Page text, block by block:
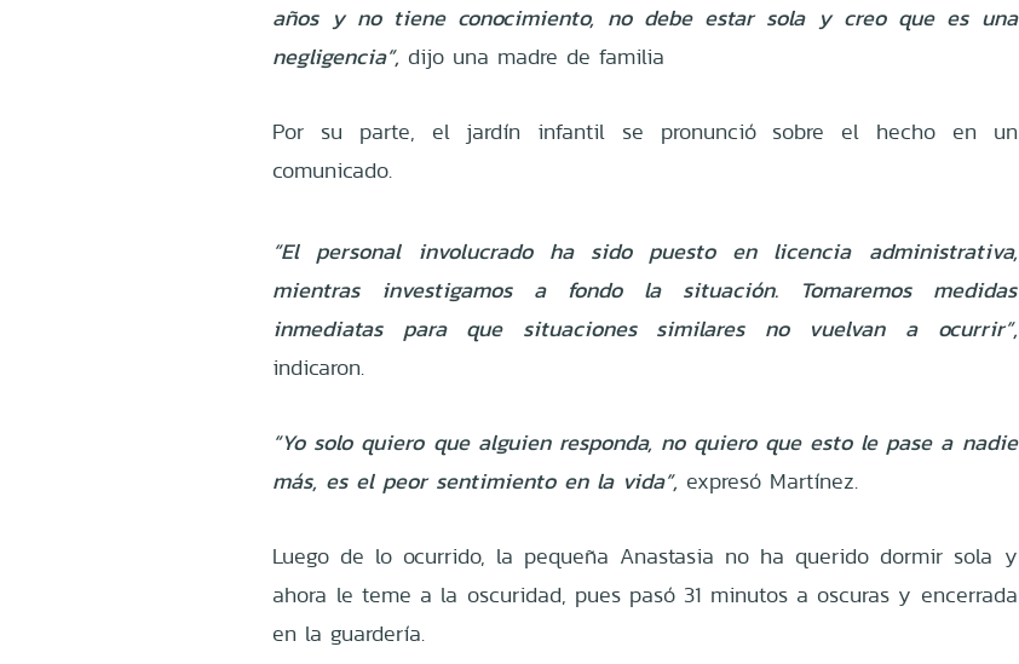
años y no tiene conocimiento, no debe estar sola y creo que es una
negligencia”, dijo una madre de familia
Por su parte, el jardín infantil se pronunció sobre el hecho en un
comunicado.
“El personal involucrado ha sido puesto en licencia administrativa,
mientras investigamos a fondo la situación. Tomaremos medidas
inmediatas para que situaciones similares no vuelvan a ocurrir”,
indicaron.
“Yo solo quiero que alguien responda, no quiero que esto le pase a nadie
más, es el peor sentimiento en la vida”, expresó Martínez.
Luego de lo ocurrido, la pequeña Anastasia no ha querido dormir sola y
ahora le teme a la oscuridad, pues pasó 31 minutos a oscuras y encerrada
en la guardería.